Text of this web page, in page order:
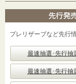
プレリザーブなど先行
最速抽選･先行抽
最速抽選･先行抽